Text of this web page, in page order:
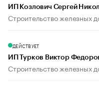
ИП Козлович Сергей
Строительство железных
ДЕЙСТВУЕТ
ИП Турков Виктор
Строительство железных